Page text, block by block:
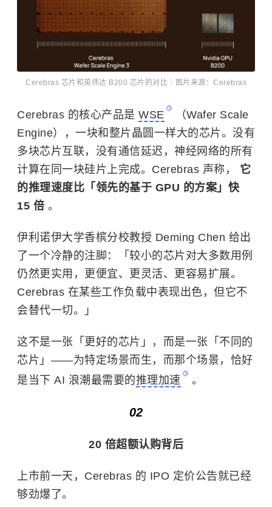
Cerebras 芯片和英伟达 B200 芯片的对比｜图片来源：Cerebras
Cerebras 的核心产品是 WSE
（Wafer Scale
Engine），一块和整片晶圆一样大的芯片。没有
多块芯片互联，没有通信延迟，神经网络的所有
计算在同一块硅片上完成。Cerebras 声称， 它
的推理速度比「领先的基于 GPU 的方案」快
15 倍 。
伊利诺伊大学香槟分校教授 Deming Chen 给出
了一个冷静的注脚：「较小的芯片对大多数用例
仍然更实用，更便宜、更灵活、更容易扩展。
Cerebras 在某些工作负载中表现出色，但它不
会替代一切。」
这不是一张「更好的芯片」，而是一张「不同的
芯片」——为特定场景而生，而那个场景，恰好
是当下 AI 浪潮最需要的推理加速 。
02
20 倍超额认购背后
上市前一天，Cerebras 的 IPO 定价公告就已经
够劲爆了。